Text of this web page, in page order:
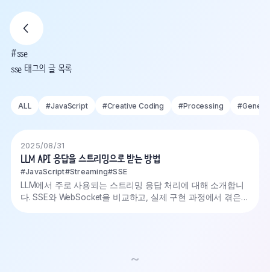
#sse
sse 태그의 글 목록
ALL #JavaScript #Creative Coding #Processing #
2025/08/31
LLM API 응답을 스트리밍으로 받는 방법
#JavaScript#Streaming#SSE
LLM에서 주로 사용되는 스트리밍 응답 처리에 대해 소개합니
다. SSE와 WebSocket을 비교하고, 실제 구현 과정에서 겪은
~